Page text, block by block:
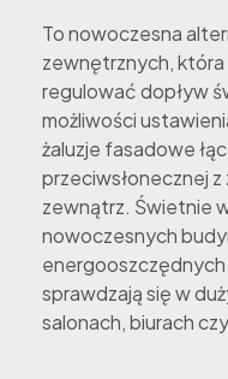
To nowoczesna
zewnętrznych,
regulować dopływ
możliwości
żaluzje fasadowe
przeciwsłonecznej
zewnątrz. Świetnie
nowoczesnych
sprawdzają się w
salonach, biurach